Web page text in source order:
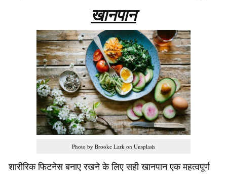
खानपान
Photo by Brooke Lark on Unsplash
शारीरिक फिटनेस बनाए रखने के लिए सही खानपान एक महत्वपूर्ण